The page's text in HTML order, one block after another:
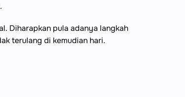
Diharapkan pula adanya langkah
terulang di kemudian hari.